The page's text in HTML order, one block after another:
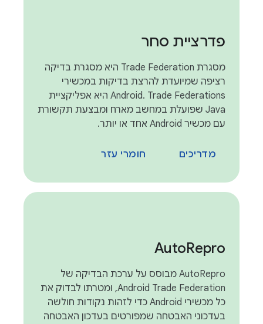
פדרציית סחר
מסגרת Trade Federation היא מסגרת בדיקה
רציפה שמיועדת להרצת בדיקות במכשירי
Android. Trade Federations היא אפליקציית
Java שפועלת במחשב מארח ומבצעת תקשורת
עם מכשיר Android אחד או יותר.
מדריכים חומרי עזר
AutoRepro
AutoRepro מבוסס על ערכת הבדיקה של
Android Trade Federation, ומטרתו לבדוק את
כל מכשירי Android כדי לזהות נקודות חולשה
בעדכוני האבטחה שמפורטים בעדכון האבטחה